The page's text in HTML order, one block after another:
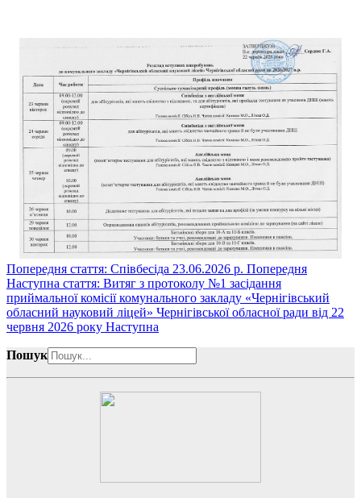
Попередня стаття: Співбесіда 23.06.2026 р. Попередня
Наступна стаття: Витяг з протоколу №1 засідання
приймальної комісії комунального закладу «Чернігівський
обласний науковий ліцей» Чернігівської обласної ради від 22
червня 2026 року Наступна
Пошук